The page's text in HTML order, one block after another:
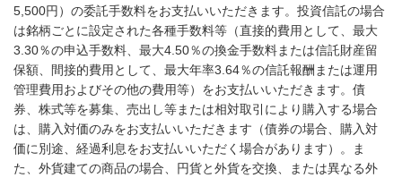
5,500円）の委託手数料をお支払いいただきます。投資信託の場合
は銘柄ごとに設定された各種手数料等（直接的費用として、最大
3.30％の申込手数料、最大4.50％の換金手数料または信託財産留
保額、間接的費用として、最大年率3.64％の信託報酬または運用
管理費用およびその他の費用等）をお支払いいただきます。債
券、株式等を募集、売出し等または相対取引により購入する場合
は、購入対価のみをお支払いいただきます（債券の場合、購入対
価に別途、経過利息をお支払いいただく場合があります）。ま
た、外貨建ての商品の場合、円貨と外貨を交換、または異なる外